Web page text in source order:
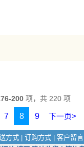
200项，共 220 项
7 8 9 下一页>
方式 订购方式 客户留言